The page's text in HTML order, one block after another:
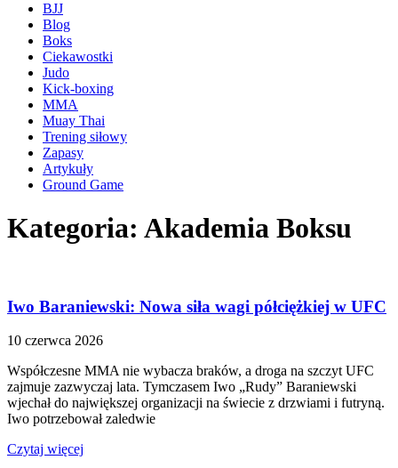
BJJ
Blog
Boks
Ciekawostki
Judo
Kick-boxing
MMA
Muay Thai
Trening siłowy
Zapasy
Artykuły
Ground Game
Kategoria: Akademia Boksu
Iwo Baraniewski: Nowa siła wagi półciężkiej w UFC
10 czerwca 2026
Współczesne MMA nie wybacza braków, a droga na szczyt UFC
zajmuje zazwyczaj lata. Tymczasem Iwo „Rudy” Baraniewski
wjechał do największej organizacji na świecie z drzwiami i futryną.
Iwo potrzebował zaledwie
Czytaj więcej